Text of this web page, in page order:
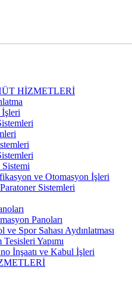
HİZMETLERİ
Sistemi
ve Otomasyon İşleri
Sistemleri
Panoları
ve Spor Sahası Aydınlatması
Yapımı
İnşaatı ve Kabul İşleri